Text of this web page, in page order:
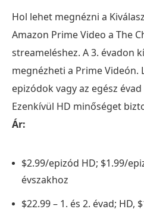
Hol lehet megnézni a
Amazon Prime Video a The
streameléshez. A 3. évadon
megnézheti a Prime Videón.
epizódok vagy az egész
Ezenkívül HD minőséget
Ár:
$2.99/epizód HD; $1.99/
évszakhoz
$22.99 – 1. és 2. évad; HD,